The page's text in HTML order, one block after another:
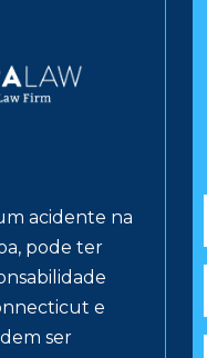
acidente na
pode ter
e
ser